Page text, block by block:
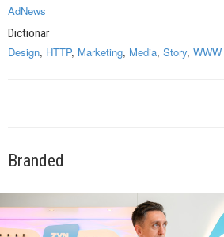
AdNews
Dictionar
Design, HTTP, Marketing, Media, Story, WWW
Branded